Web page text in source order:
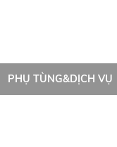
PHỤ TÙNG&DỊCH VỤ